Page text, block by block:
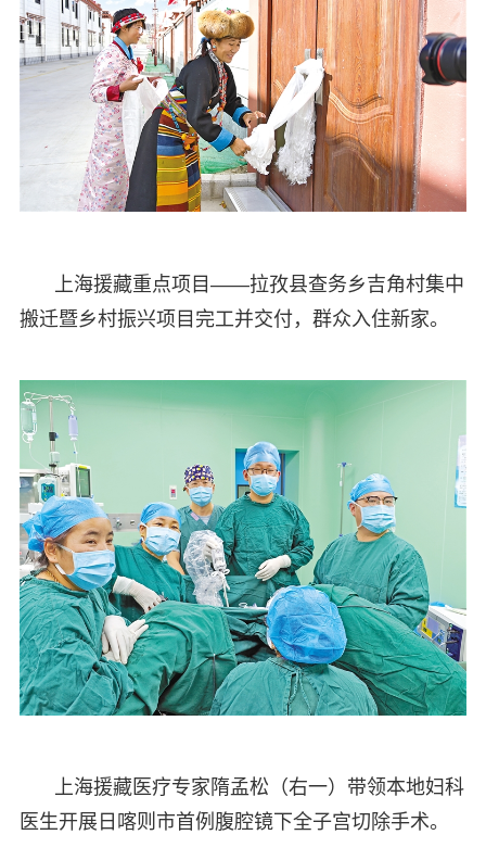
上海援藏重点项目——拉孜县查务乡吉角村集中
搬迁暨乡村振兴项目完工并交付，群众入住新家。
上海援藏医疗专家隋孟松（右一）带领本地妇科
医生开展日喀则市首例腹腔镜下全子宫切除手术。